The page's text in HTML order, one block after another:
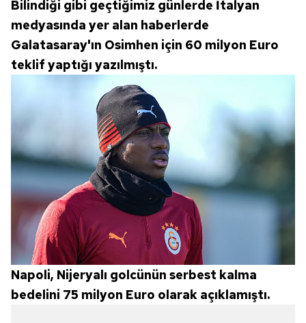
Bilindiği gibi geçtiğimiz günlerde İtalyan
medyasında yer alan haberlerde
Galatasaray'ın Osimhen için 60 milyon Euro
teklif yaptığı yazılmıştı.
Napoli, Nijeryalı golcünün serbest kalma
bedelini 75 milyon Euro olarak açıklamıştı.